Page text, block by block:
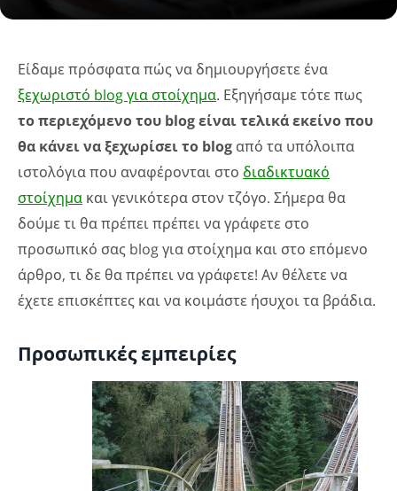
Είδαμε πρόσφατα πώς να δημιουργήσετε ένα
ξεχωριστό blog για στοίχημα. Εξηγήσαμε τότε πως
το περιεχόμενο του blog είναι τελικά εκείνο που
θα κάνει να ξεχωρίσει το blog από τα υπόλοιπα
ιστολόγια που αναφέρονται στο διαδικτυακό
στοίχημα και γενικότερα στον τζόγο. Σήμερα θα
δούμε τι θα πρέπει πρέπει να γράφετε στο
προσωπικό σας blog για στοίχημα και στο επόμενο
άρθρο, τι δε θα πρέπει να γράφετε! Αν θέλετε να
έχετε επισκέπτες και να κοιμάστε ήσυχοι τα βράδια.
Προσωπικές εμπειρίες